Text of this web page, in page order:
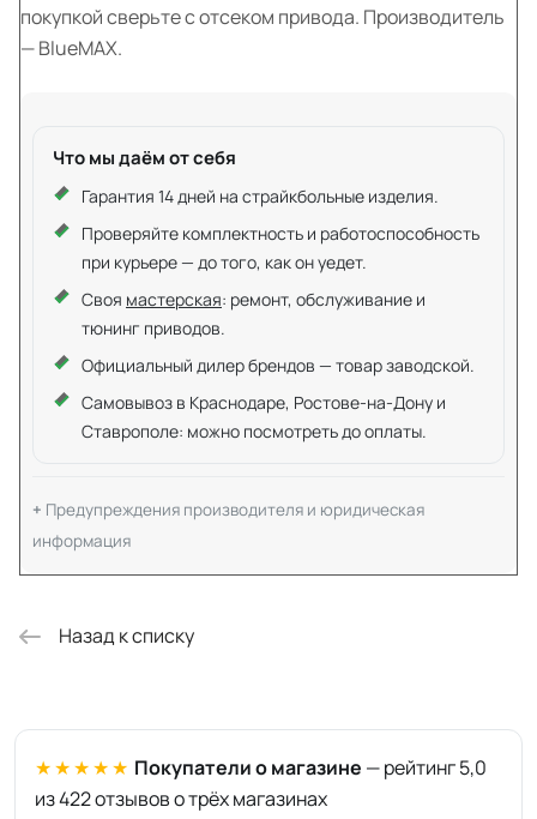
покупкой сверьте с отсеком привода. Производитель
— BlueMAX.
Что мы даём от себя
Гарантия 14 дней на страйкбольные изделия.
Проверяйте комплектность и работоспособность
при курьере — до того, как он уедет.
Своя мастерская: ремонт, обслуживание и
тюнинг приводов.
Официальный дилер брендов — товар заводской.
Самовывоз в Краснодаре, Ростове-на-Дону и
Ставрополе: можно посмотреть до оплаты.
Предупреждения производителя и юридическая
информация
Назад к списку
★★★★★ Покупатели о магазине — рейтинг 5,0
из 422 отзывов о трёх магазинах